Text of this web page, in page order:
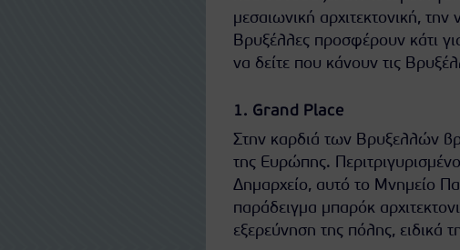
μεσαιωνική αρχιτεκτονική, την
Βρυξέλλες προσφέρουν κάτι
να δείτε που κάνουν τις
1. Grand Place
Στην καρδιά των Βρυξελλών
της Ευρώπης.
Δημαρχείο, αυτό το Μνημείο
παράδειγμα μπαρόκ
εξερεύνηση της πόλης, ειδικά